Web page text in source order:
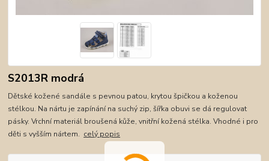
S2013R modrá
Dětské kožené sandále s pevnou patou, krytou špičkou a koženou
stélkou. Na nártu je zapínání na suchý zip, šířka obuvi se dá regulovat
pásky. Vrchní materiál broušená kůže, vnitřní kožená stélka. Vhodné i pro
děti s vyšším nártem. celý popis